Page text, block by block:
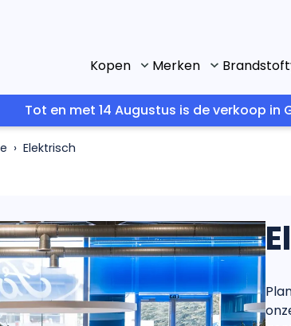
Kopen Merken
Tot en met 14 Augustus is de verkoop in
Elektrisch